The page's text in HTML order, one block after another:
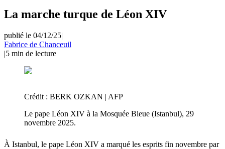
La marche turque de Léon XIV
publié le 04/12/25|
Fabrice de Chanceuil
|5 min de lecture
Crédit : BERK OZKAN | AFP
Le pape Léon XIV à la Mosquée Bleue (Istanbul), 29
novembre 2025.
À Istanbul, le pape Léon XIV a marqué les esprits fin novembre par